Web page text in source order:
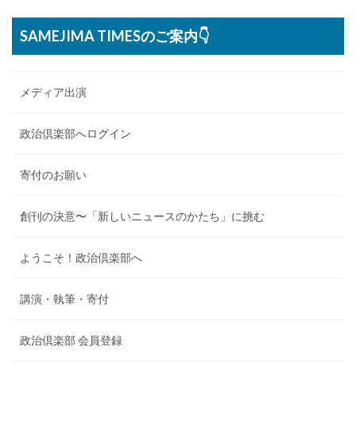
SAMEJIMA TIMESのご案内👇
メディア出演
政治倶楽部へログイン
寄付のお願い
創刊の決意〜「新しいニュースのかたち」に挑む
ようこそ！政治倶楽部へ
講演・執筆・寄付
政治倶楽部 会員登録